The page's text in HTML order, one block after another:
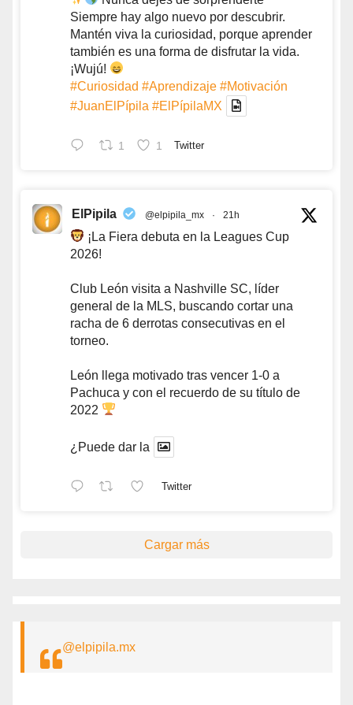
Siempre hay algo nuevo por descubrir.
Mantén viva la curiosidad, porque aprender
también es una forma de disfrutar la vida.
¡Wujú!
#Curiosidad #Aprendizaje #Motivación
#JuanElPípila #ElPípilaMX
1 1 Twitter
ElPipila @elpipila_mx · 21h
¡La Fiera debuta en la Leagues Cup
2026!
Club León visita a Nashville SC, líder
general de la MLS, buscando cortar una
racha de 6 derrotas consecutivas en el
torneo.
León llega motivado tras vencer 1-0 a
Pachuca y con el recuerdo de su título de
2022
¿Puede dar la
Twitter
Cargar más
@elpipila.mx